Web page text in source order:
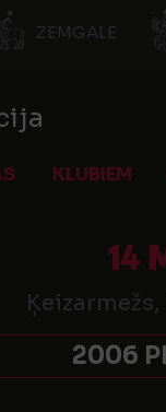
ZEMGALE
KLUBIEM
14
Ķeizarmežs,
2006